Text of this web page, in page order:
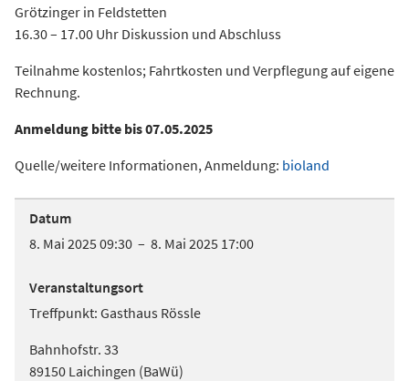
Grötzinger in Feldstetten
16.30 – 17.00 Uhr Diskussion und Abschluss
Teilnahme kostenlos; Fahrtkosten und Verpflegung auf eigene
Rechnung.
Anmeldung bitte bis 07.05.2025
Quelle/weitere Informationen, Anmeldung: bioland
Datum
8. Mai 2025 09:30 – 8. Mai 2025 17:00
Veranstaltungsort
Treffpunkt: Gasthaus Rössle
Bahnhofstr. 33
89150 Laichingen (BaWü)